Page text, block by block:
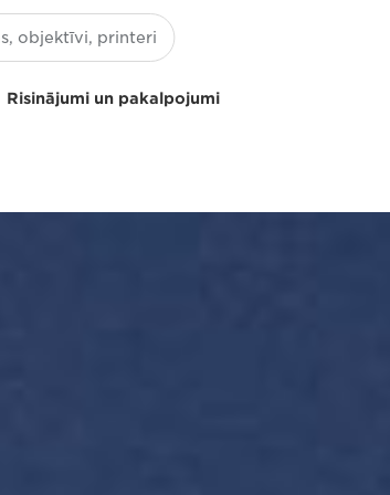
Risinājumi un pakalpojumi